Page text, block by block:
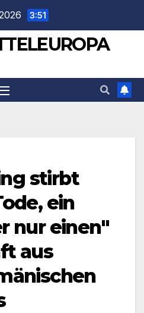
3:51
stirbt
ein
nur einen"
aus